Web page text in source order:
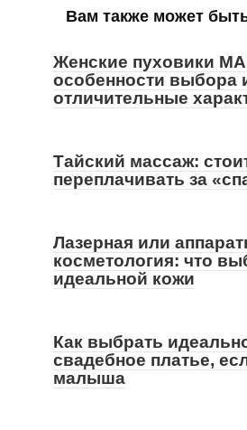
Вам также может
Женские пуховики
особенности выбора
отличительные
Тайский массаж:
переплачивать за
Лазерная или
косметология: что
идеальной кожи
Как выбрать
свадебное платье,
малыша